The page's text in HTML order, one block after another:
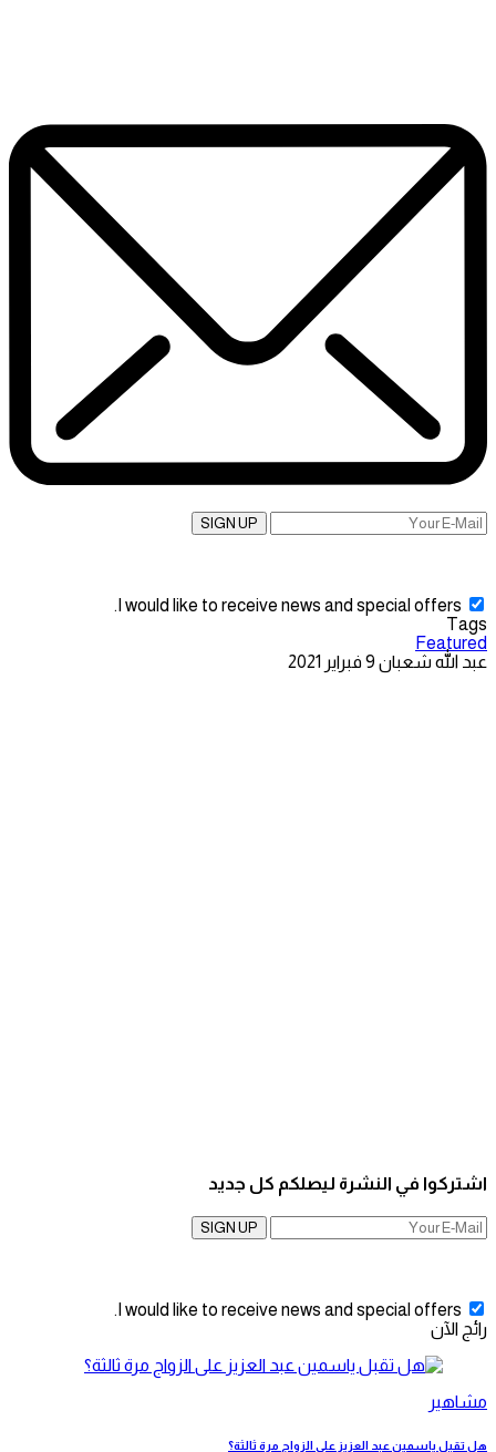
SIGN UP
I would like to receive news and special offers.
Tags
Featured
عبد الله شعبان 9 فبراير 2021
اشتركوا في النشرة ليصلكم كل جديد
SIGN UP
I would like to receive news and special offers.
رائج الآن
مشاهير
هل تقبل ياسمين عبد العزيز على الزواج مرة ثالثة؟